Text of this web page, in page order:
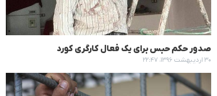
صدور حکم حبس برای یک فعال کارگری کورد
۳۰ اردیبهشت ۱۳۹۶، ۲۲:۴۷